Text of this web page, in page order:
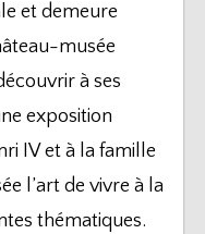
et demeure
musée
à ses
exposition
IV et à la famille
l’art de vivre à la
thématiques.